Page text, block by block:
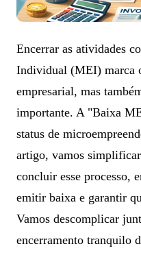
Encerrar as atividades
Individual (MEI) marca
empresarial, mas
importante. A "Baixa
status de
artigo, vamos simplificar
concluir esse processo,
emitir baixa e garantir
Vamos descomplicar
encerramento tranquilo